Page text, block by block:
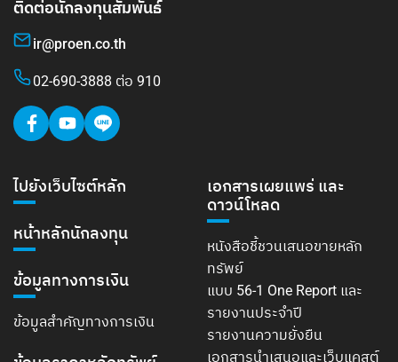
ติดต่อนักลงทุนสัมพันธ์
ir@proen.co.th
02-690-3888 ต่อ 910
ไปยังเว็บไซต์หลัก
หน้าหลักนักลงทุน
ข้อมูลทางการเงิน
ข้อมูลสำคัญทางการเงิน
เอกสารเผยแพร่ และ
ดาวน์โหลด
หนังสือชี้ชวนเสนอขายหลัก
ทรัพย์
แบบ 56-1 One Report และ
รายงานประจำปี
รายงานความยั่งยืน
เอกสารนำเสนอและเว็บแคสต์